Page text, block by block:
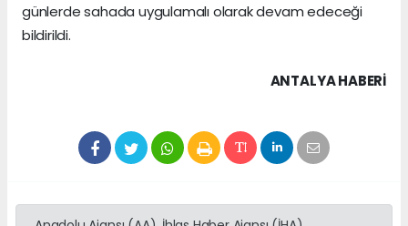
günlerde sahada uygulamalı olarak devam edeceği
bildirildi.
ANTALYA HABERİ